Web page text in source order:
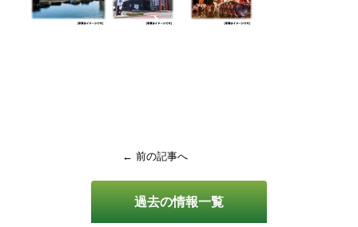
過去の情報一覧
← 前の記事へ